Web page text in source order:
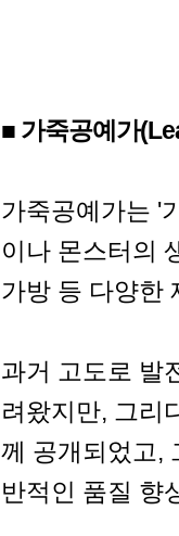
■ 가죽공예가
가죽공예가는 '
이나 몬스터의
가방 등 다양한
과거 고도로 발
려왔지만, 그리
께 공개되었고,
반적인 품질 향